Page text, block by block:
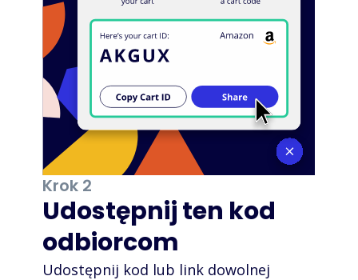
Krok 2
Udostępnij ten kod
odbiorcom
Udostępnij kod lub link dowolnej